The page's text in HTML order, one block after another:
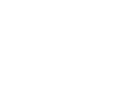
Bu büyük